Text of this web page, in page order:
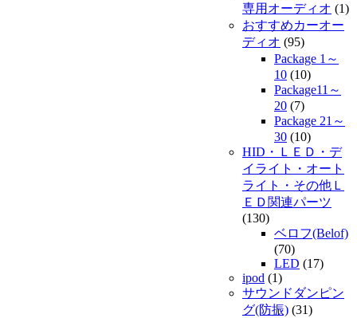
専用オーディオ (1)
おすすめカーオー
ディオ (95)
Package 1～
10 (10)
Package11～
20 (7)
Package 21～
30 (10)
HID・ＬＥＤ・デ
イライト・オート
ライト・その他Ｌ
ＥＤ関連パーツ
(130)
ベロフ(Belof)
(70)
LED (17)
ipod (1)
サウンドダンピン
グ(防振) (31)